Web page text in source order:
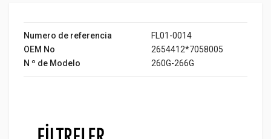
Numero de referencia
FL01-0014
OEM No
2654412*7058005
N º de Modelo
260G-266G